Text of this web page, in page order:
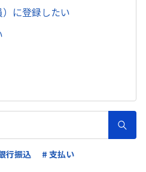
に登録したい
行振込
# 支払い